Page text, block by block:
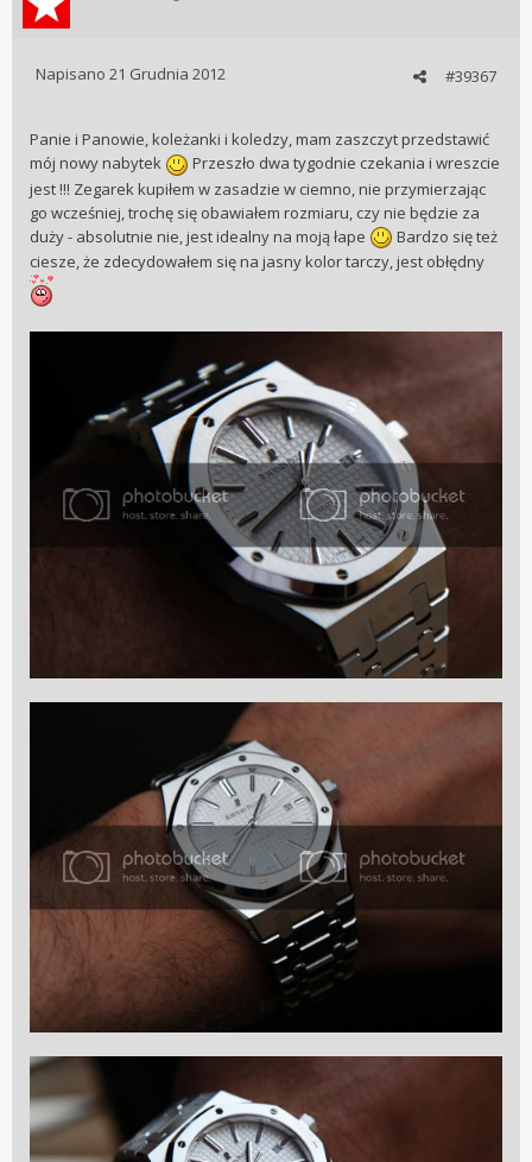
#39367
Napisano 21 Grudnia 2012
Panie i Panowie, koleżanki i koledzy, mam zaszczyt przedstawić
mój nowy nabytek
Przeszło dwa tygodnie czekania i wreszcie
jest !!! Zegarek kupiłem w zasadzie w ciemno, nie przymierzając
go wcześniej, trochę się obawiałem rozmiaru, czy nie będzie za
duży - absolutnie nie, jest idealny na moją łape
Bardzo się też
ciesze, że zdecydowałem się na jasny kolor tarczy, jest obłędny